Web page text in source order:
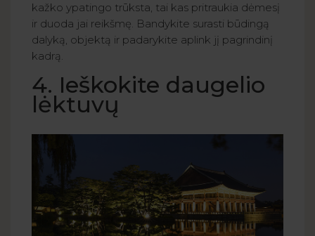
kažko ypatingo trūksta, tai kas pritraukia dėmesį
ir duoda jai reikšmę. Bandykite surasti būdingą
dalyką, objektą ir padarykite aplink jį pagrindinį
kadrą.
4. Ieškokite daugelio
lėktuvų